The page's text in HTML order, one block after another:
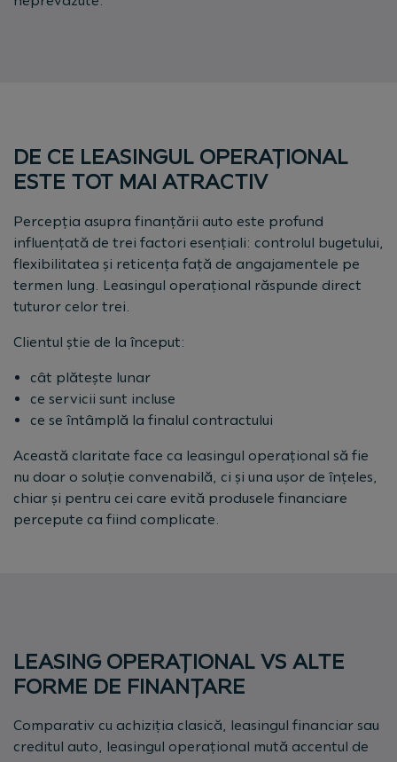
DE CE LEASINGUL OPERAȚIONAL
ESTE TOT MAI ATRACTIV
Percepția asupra finanțării auto este profund
influențată de trei factori esențiali: controlul bugetului,
flexibilitatea și reticența față de angajamentele pe
termen lung. Leasingul operațional răspunde direct
tuturor celor trei.
Clientul știe de la început:
cât plătește lunar
ce servicii sunt incluse
ce se întâmplă la finalul contractului
Această claritate face ca leasingul operațional să fie
nu doar o soluție convenabilă, ci și una ușor de înțeles,
chiar și pentru cei care evită produsele financiare
percepute ca fiind complicate.
LEASING OPERAȚIONAL VS ALTE
FORME DE FINANȚARE
Comparativ cu achiziția clasică, leasingul financiar sau
creditul auto, leasingul operațional mută accentul de